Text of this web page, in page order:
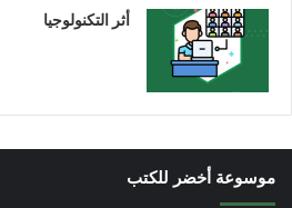
أثر التكنولوجيا
موسوعة أخضر للكتب